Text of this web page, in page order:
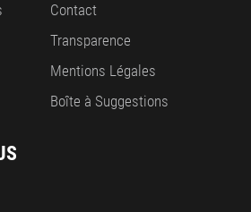
Contact
Transparence
Mentions Légales
Boîte à Suggestions